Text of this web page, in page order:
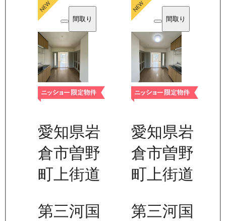
間取り
愛知県岩
倉市曽野
町上街道
第三河国
間取り
愛知県岩
倉市曽野
町上街道
第三河国